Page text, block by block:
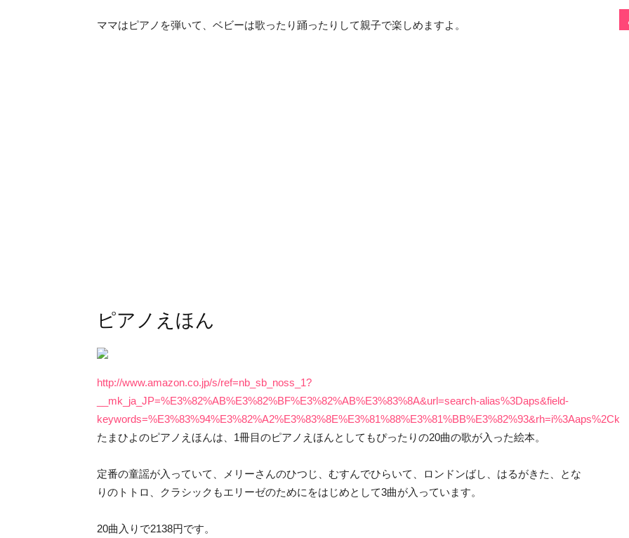
ママはピアノを弾いて、ベビーは歌ったり踊ったりして親子で楽しめますよ。
ピアノえほん
http://www.amazon.co.jp/s/ref=nb_sb_noss_1?
__mk_ja_JP=%E3%82%AB%E3%82%BF%E3%82%AB%E3%83%8A&url=search-alias%3Daps&field-
たまひよのピアノえほんは、1冊目のピアノえほんとしてもぴったりの20曲の歌が入った絵本。
定番の童謡が入っていて、メリーさんのひつじ、むすんでひらいて、ロンドンばし、はるがきた、とな
りのトトロ、クラシックもエリーゼのためにをはじめとして3曲が入っています。
20曲入りで2138円です。